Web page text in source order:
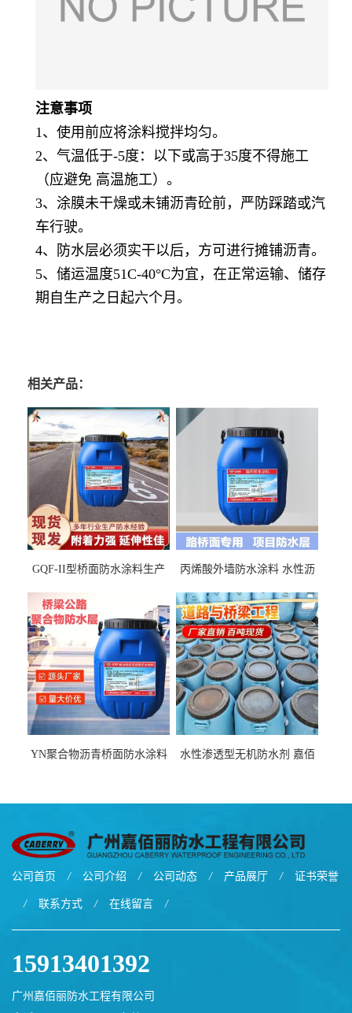
注意事项
1、使用前应将涂料搅拌均匀。
2、气温低于-5度：以下或高于35度不得施工
（应避免 高温施工）。
3、涂膜未干燥或未铺沥青砼前，严防踩踏或汽
车行驶。
4、防水层必须实干以后，方可进行摊铺沥青。
5、储运温度51C-40°C为宜，在正常运输、储存
期自生产之日起六个月。
相关产品：
GQF-II型桥面防水涂料生产
丙烯酸外墙防水涂料 水性沥
厂家
YN聚合物沥青桥面防水涂料
水性渗透型无机防水剂 嘉佰
公司首页 / 公司介绍 / 公司动态 / 产品展厅 / 证书荣誉
/ 联系方式 / 在线留言 /
15913401392
广州嘉佰丽防水工程有限公司